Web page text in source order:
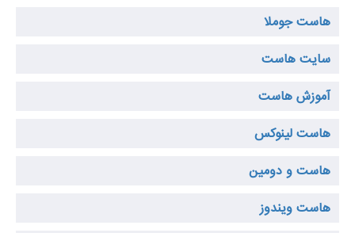
هاست جوملا
سایت هاست
آموزش هاست
هاست لینوکس
هاست و دومین
هاست ویندوز